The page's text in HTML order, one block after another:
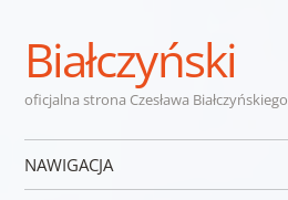
Białczyński
oficjalna strona Czesława Białczyńskiego
NAWIGACJA